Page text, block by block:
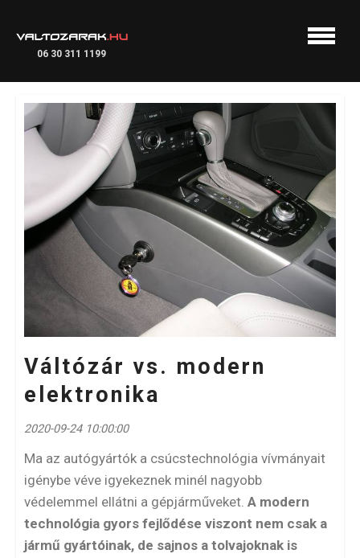
06 30 311 1199
Váltózár vs. modern
elektronika
2020-09-24 10:00:00
Ma az autógyártók a csúcstechnológia vívmányait
igénybe véve igyekeznek minél nagyobb
védelemmel ellátni a gépjárműveket. A modern
technológia gyors fejlődése viszont nem csak a
jármű gyártóinak, de sajnos a tolvajoknak is